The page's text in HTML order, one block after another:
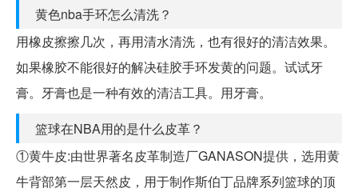
黄色nba手环怎么清洗？
用橡皮擦擦几次，再用清水清洗，也有很好的清洁效果。
如果橡胶不能很好的解决硅胶手环发黄的问题。试试牙
膏。牙膏也是一种有效的清洁工具。用牙膏。
篮球在NBA用的是什么皮革？
①黄牛皮:由世界著名皮革制造厂GANASON提供，选用黄
牛背部第一层天然皮，用于制作斯伯丁品牌系列篮球的顶